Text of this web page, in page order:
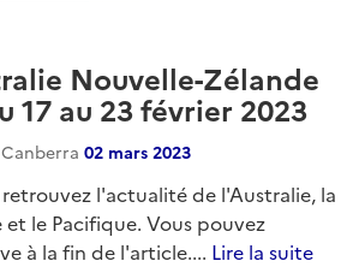
Nouvelle-Zélande
17 au 23 février 2023
02 mars 2023
l'actualité de l'Australie, la
le Pacifique. Vous pouvez
à la fin de l'article.... Lire la suite